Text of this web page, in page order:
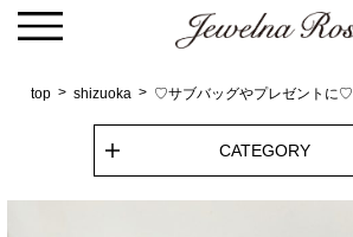
top shizuoka ♡サブバッグやプレゼントに♡
CATEGORY